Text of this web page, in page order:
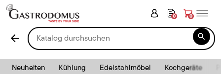
0 0
arrow_back 
Neuheiten Kühlung Edelstahlmöbel Kochgeräte